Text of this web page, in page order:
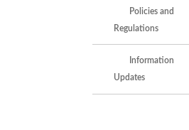
Policies and
Regulations
Information
Updates